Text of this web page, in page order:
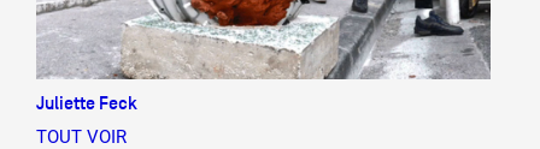
Juliette Feck
TOUT VOIR